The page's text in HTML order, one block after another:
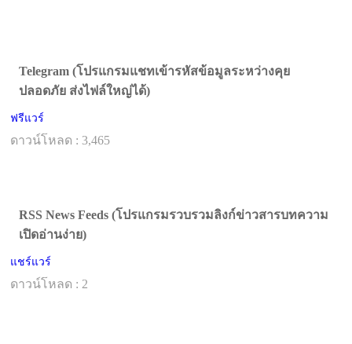
Telegram (โปรแกรมแชทเข้ารหัสข้อมูลระหว่างคุย
ปลอดภัย ส่งไฟล์ใหญ่ได้)
ฟรีแวร์
ดาวน์โหลด : 3,465
RSS News Feeds (โปรแกรมรวบรวมลิงก์ข่าวสารบทความ
เปิดอ่านง่าย)
แชร์แวร์
ดาวน์โหลด : 2